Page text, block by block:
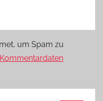
um Spam zu